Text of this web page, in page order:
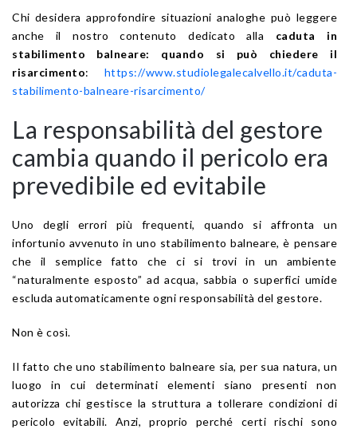
Chi desidera approfondire situazioni analoghe può leggere
anche il nostro contenuto dedicato alla caduta in
stabilimento balneare: quando si può chiedere il
risarcimento: https://www.studiolegalecalvello.it/caduta-
stabilimento-balneare-risarcimento/
La responsabilità del gestore
cambia quando il pericolo era
prevedibile ed evitabile
Uno degli errori più frequenti, quando si affronta un
infortunio avvenuto in uno stabilimento balneare, è pensare
che il semplice fatto che ci si trovi in un ambiente
“naturalmente esposto” ad acqua, sabbia o superfici umide
escluda automaticamente ogni responsabilità del gestore.
Non è così.
Il fatto che uno stabilimento balneare sia, per sua natura, un
luogo in cui determinati elementi siano presenti non
autorizza chi gestisce la struttura a tollerare condizioni di
pericolo evitabili. Anzi, proprio perché certi rischi sono